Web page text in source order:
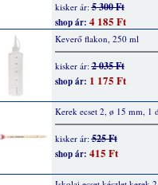
kisker ár:5 300 Ft
shop ár: 4 185 Ft
Keverő flakon, 250 ml
kisker ár:2 035 Ft
shop ár: 1 175 Ft
Kerek ecset 2, ø 15 mm, 1
kisker ár:525 Ft
shop ár: 415 Ft